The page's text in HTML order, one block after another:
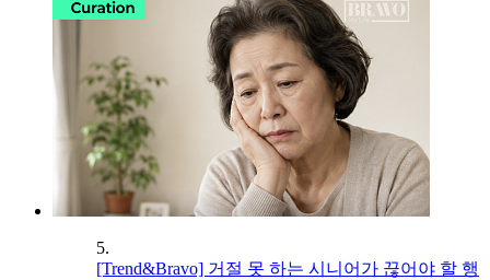
5.
[Trend&Bravo] 거절 못 하는 시니어가 끊어야 할 행